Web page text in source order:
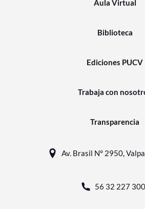
Aula Virtual
Biblioteca
Ediciones PUCV
Trabaja con
Transparencia
Av. Brasil N° 2950,
56 32 227